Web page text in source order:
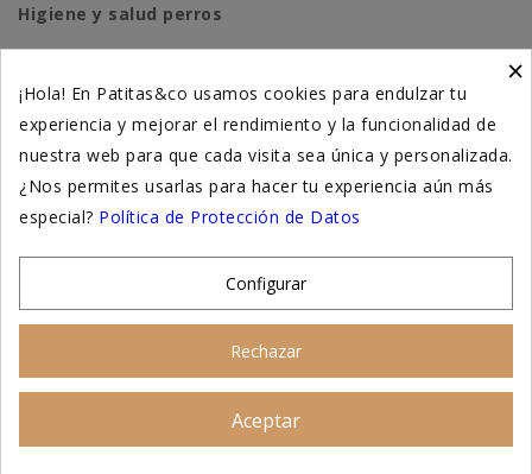
Higiene y salud perros
Suplementación natural
Otros
×
¡Hola! En Patitas&co usamos cookies para endulzar tu
experiencia y mejorar el rendimiento y la funcionalidad de
nuestra web para que cada visita sea única y personalizada.
¿Nos permites usarlas para hacer tu experiencia aún más
especial? Política de Protección de Datos
Configurar
Rechazar
Aceptar